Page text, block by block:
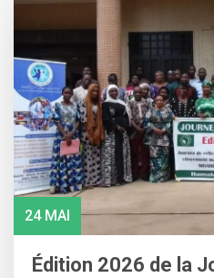
24 MAI
Édition 2026 de la